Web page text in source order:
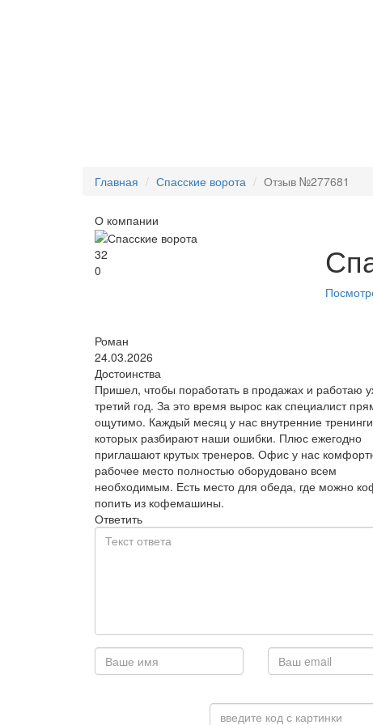
Главная Спасские ворота Отзыв №277681
О компании
32
0
Роман
24.03.2026
Достоинства
Пришел, чтобы поработать в продажах и работаю
третий год. За это время вырос как специалист
ощутимо. Каждый месяц у нас внутренние
которых разбирают наши ошибки. Плюс ежегодно
приглашают крутых тренеров. Офис у нас
рабочее место полностью оборудовано всем
необходимым. Есть место для обеда, где можно
попить из кофемашины.
Ответить